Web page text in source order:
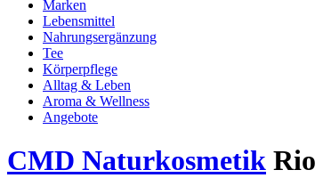
Marken
Lebensmittel
Nahrungsergänzung
Tee
Körperpflege
Alltag & Leben
Aroma & Wellness
Angebote
CMD Naturkosmetik Rio